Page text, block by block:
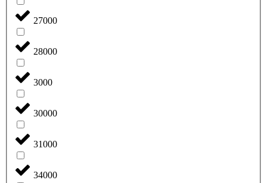
27000
28000
3000
30000
31000
34000